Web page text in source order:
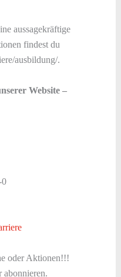
aussagekräftige
findest du
ausbildung/.
Website –
oder Aktionen!!!